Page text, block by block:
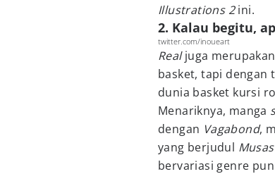
Illustrations 2ini.
2. Kalau begitu,
twitter.com/inoueart
Realjuga
basket, tapi dengan
dunia basket kursi
Menariknya, manga
dengan Vagabond,
yang berjudul
bervariasi genre